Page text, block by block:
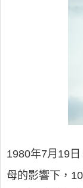
1980年7月19
母的影響下，